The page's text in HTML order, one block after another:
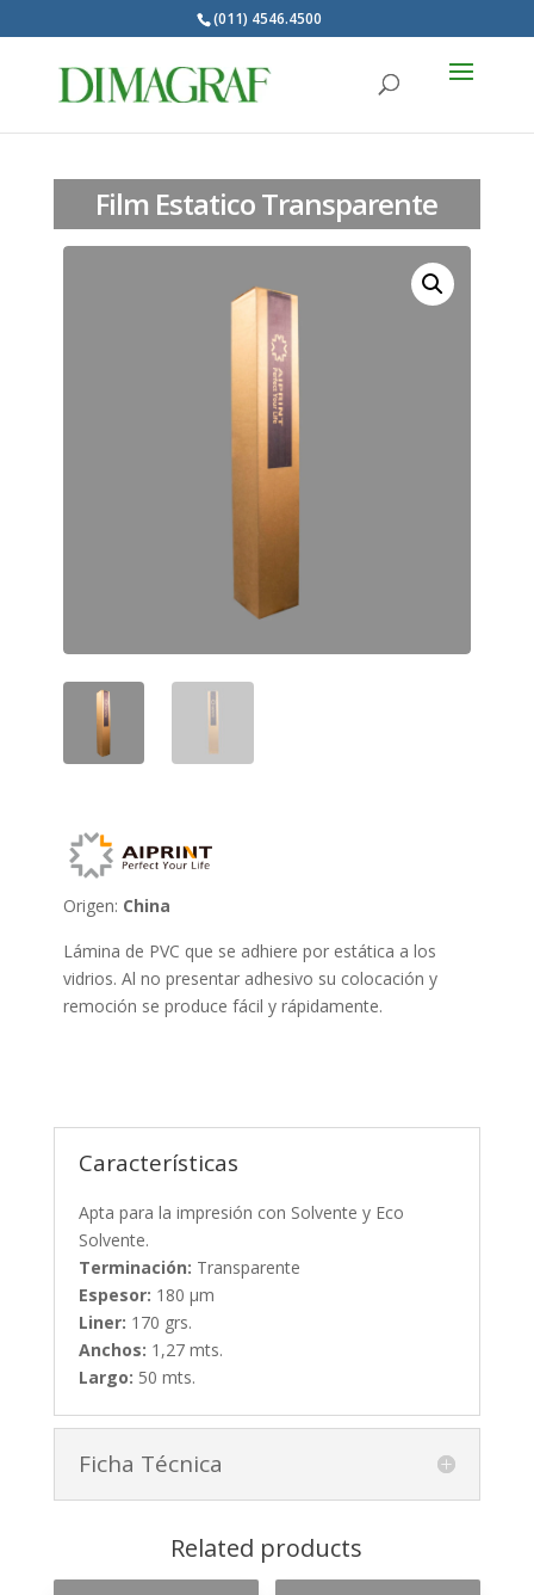
(011) 4546.4500
Products
Film Estatico Transparente
Origen: China
Lámina de PVC que se adhiere por estática a los
vidrios. Al no presentar adhesivo su colocación y
remoción se produce fácil y rápidamente.
Características
Apta para la impresión con Solvente y Eco
Solvente.
Terminación: Transparente
Espesor: 180 µm
Liner: 170 grs.
Anchos: 1,27 mts.
Largo: 50 mts.
Ficha Técnica
Related products